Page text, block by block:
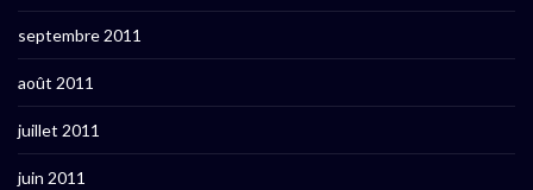
septembre 2011
août 2011
juillet 2011
juin 2011